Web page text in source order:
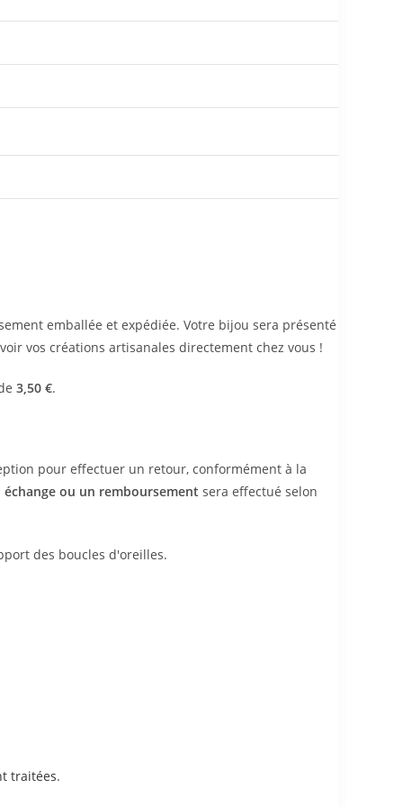
emballée et expédiée. Votre bijou sera présenté
vos créations artisanales directement chez vous !
3,50 €.
pour effectuer un retour, conformément à la
échange ou un remboursement sera effectué selon
des boucles d'oreilles.
traitées.